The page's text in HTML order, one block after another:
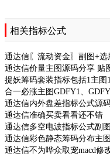
相关指标公式
通达信〖流动资金〗副图+
通达信价量主图源码分享 贴
捉妖筹码套装指标包括1主图
合一必涨主图GDFY1、
通达信内外盘差指标公式源
通达信准确买卖看看还不错
通达信多空电波指标公式副图
通达信彩色静态筹码分布主图
通达信不为哗众取宠macd修